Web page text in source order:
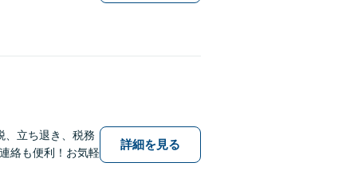
、立ち退き、税務
絡も便利！お気軽
詳細を見る